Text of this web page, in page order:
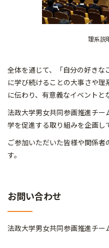
理系説
全体を通じて、「自分の好きな
に学び続けることの大事さや
に伝わり、有意義なイベントと
法政大学男女共同参画推進チ
学を促進する取り組みを企画し
ご参加いただいた皆様や関係
す。
お問い合わせ
法政大学男女共同参画推進チー